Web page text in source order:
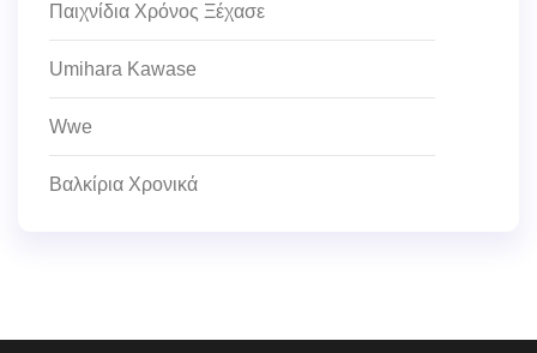
Παιχνίδια Χρόνος Ξέχασε
Umihara Kawase
Wwe
Βαλκίρια Χρονικά